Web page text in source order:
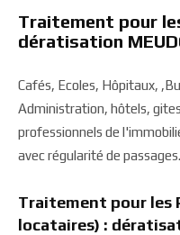
Traitement pour
dératisation
Cafés, Ecoles, Hôpitaux,
Administration, hôtels,
professionnels de
avec régularité de passages.
Traitement pour les
locataires) :